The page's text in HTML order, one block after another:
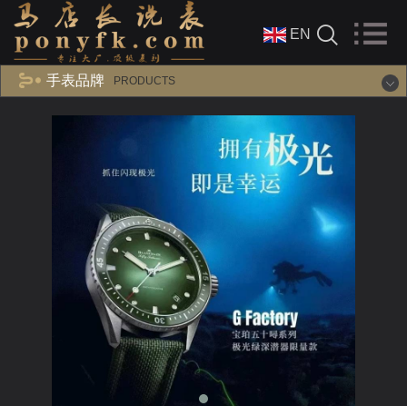
EN
手表品牌 PRODUCTS